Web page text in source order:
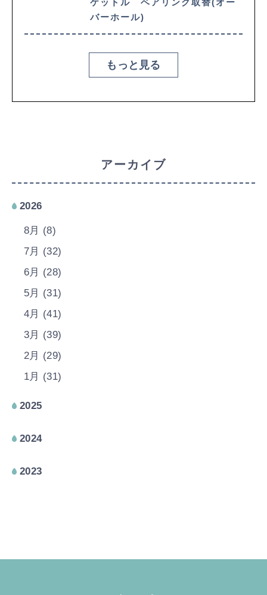
ケットル ベアリング取替(オー
バーホール)
もっと見る
アーカイブ
2026
8月 (8)
7月 (32)
6月 (28)
5月 (31)
4月 (41)
3月 (39)
2月 (29)
1月 (31)
2025
2024
2023